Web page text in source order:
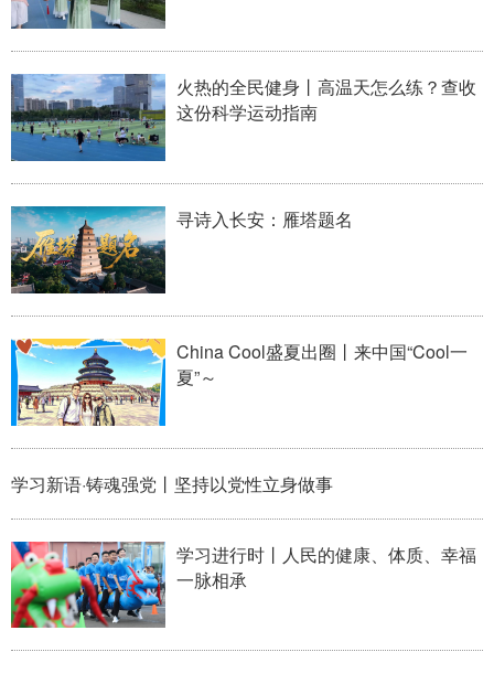
火热的全民健身丨高温天怎么练？查收
这份科学运动指南
寻诗入长安：雁塔题名
China Cool盛夏出圈丨来中国“Cool一
夏”～
学习新语·铸魂强党丨坚持以党性立身做事
学习进行时丨人民的健康、体质、幸福
一脉相承